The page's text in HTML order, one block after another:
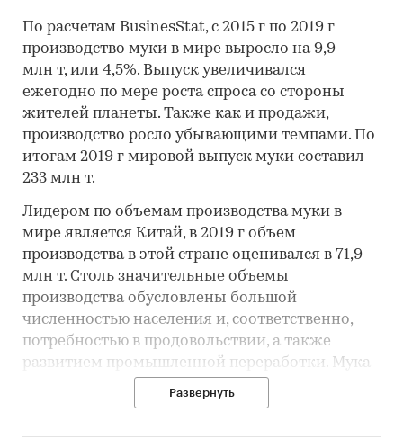
По расчетам BusinesStat, с 2015 г по 2019 г
производство муки в мире выросло на 9,9
млн т, или 4,5%. Выпуск увеличивался
ежегодно по мере роста спроса со стороны
жителей планеты. Также как и продажи,
производство росло убывающими темпами. По
итогам 2019 г мировой выпуск муки составил
233 млн т.
Лидером по объемам производства муки в
мире является Китай, в 2019 г объем
производства в этой стране оценивался в 71,9
млн т. Столь значительные объемы
производства обусловлены большой
численностью населения и, соответственно,
потребностью в продовольствии, а также
развитием промышленной переработки. Мука
производстве лапши, в том числе быстрого
Развернуть